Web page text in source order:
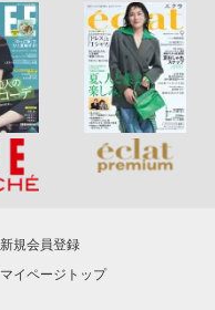
新規会員登録
マイページトップ